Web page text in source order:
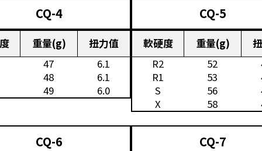
CQ-4
重量(g)
扭力值
47
6.1
48
6.1
49
6.0
CQ-5
軟硬度 重量(g)
R2
52
R1
53
S
56
X
58
CQ-6 CQ-7